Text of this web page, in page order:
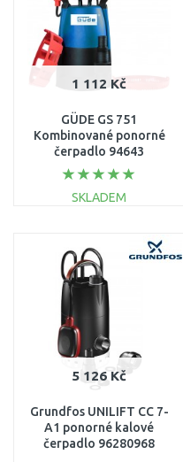
1 112 Kč
GÜDE GS 751
Kombinované ponorné
čerpadlo 94643
SKLADEM
Porovnat
5 126 Kč
Grundfos UNILIFT CC 7-
A1 ponorné kalové
čerpadlo 96280968